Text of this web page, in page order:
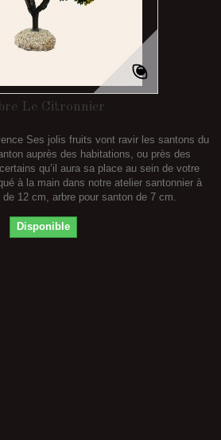
Le Citronnier
Ses jolis fruits vont ravir les santons du
auprès des habitations, ou près des
qu’il aura sa place au sein de votre
à la main dans notre atelier santonnier à
12 cm, arbre pour santon de 7 cm.
Disponible